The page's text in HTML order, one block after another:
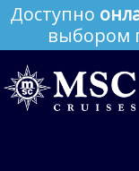
Доступно
выбором